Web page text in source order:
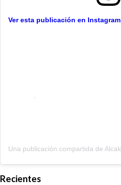
Ver esta publicación en Instagram
Recientes